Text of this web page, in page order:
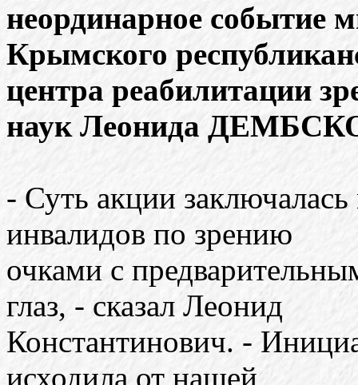
неординарное событие
Крымского
центра реабилитации
наук Леонида
- Суть акции
инвалидов по зрению
очками с
глаз, - сказал Леонид
Константинович. -
исходила от нашей